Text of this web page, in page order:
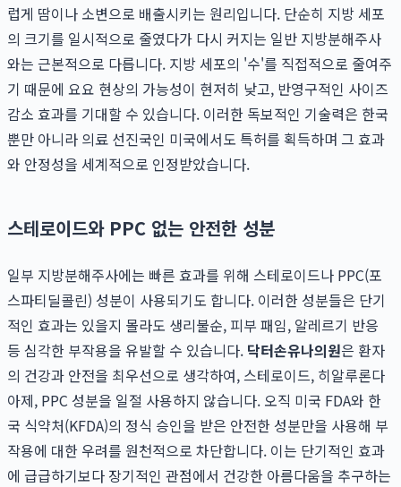
럽게 땀이나 소변으로 배출시키는 원리입니다. 단순히 지방 세포
의 크기를 일시적으로 줄였다가 다시 커지는 일반 지방분해주사
와는 근본적으로 다릅니다. 지방 세포의 '수'를 직접적으로 줄여주
기 때문에 요요 현상의 가능성이 현저히 낮고, 반영구적인 사이즈
감소 효과를 기대할 수 있습니다. 이러한 독보적인 기술력은 한국
뿐만 아니라 의료 선진국인 미국에서도 특허를 획득하며 그 효과
와 안정성을 세계적으로 인정받았습니다.
스테로이드와 PPC 없는 안전한 성분
일부 지방분해주사에는 빠른 효과를 위해 스테로이드나 PPC(포
스파티딜콜린) 성분이 사용되기도 합니다. 이러한 성분들은 단기
적인 효과는 있을지 몰라도 생리불순, 피부 패임, 알레르기 반응
등 심각한 부작용을 유발할 수 있습니다. 닥터손유나의원은 환자
의 건강과 안전을 최우선으로 생각하여, 스테로이드, 히알루론다
아제, PPC 성분을 일절 사용하지 않습니다. 오직 미국 FDA와 한
국 식약처(KFDA)의 정식 승인을 받은 안전한 성분만을 사용해 부
작용에 대한 우려를 원천적으로 차단합니다. 이는 단기적인 효과
에 급급하기보다 장기적인 관점에서 건강한 아름다움을 추구하는